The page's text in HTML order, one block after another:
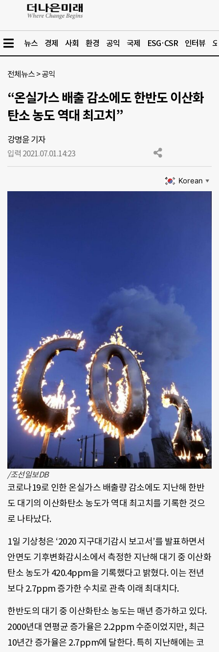
뉴스 경제 사회 환경 공익 국제 ESG·CSR 인터뷰
전체뉴스 >공익
“온실가스 배출 감소에도 한반도 이산화
탄소 농도 역대 최고치”
강명윤 기자
입력 2021.07.01.14:23
Korean ▼
/조선일보DB
코로나19로 인한 온실가스 배출량 감소에도 지난해 한반
도 대기의 이산화탄소 농도가 역대 최고치를 기록한 것으
로 나타났다.
1일 기상청은 ‘2020 지구대기감시 보고서’를 발표하면서
안면도 기후변화감시소에서 측정한 지난해 대기 중 이산화
탄소 농도가 420.4ppm을 기록했다고 밝혔다. 이는 전년
보다 2.7ppm 증가한 수치로 관측 이래 최대치다.
한반도의 대기 중 이산화탄소 농도는 매년 증가하고 있다.
2000년대 연평균 증가율은 2.2ppm 수준이었지만, 최근
10년간 증가율은 2.7ppm에 달한다. 특히 지난해에는 코